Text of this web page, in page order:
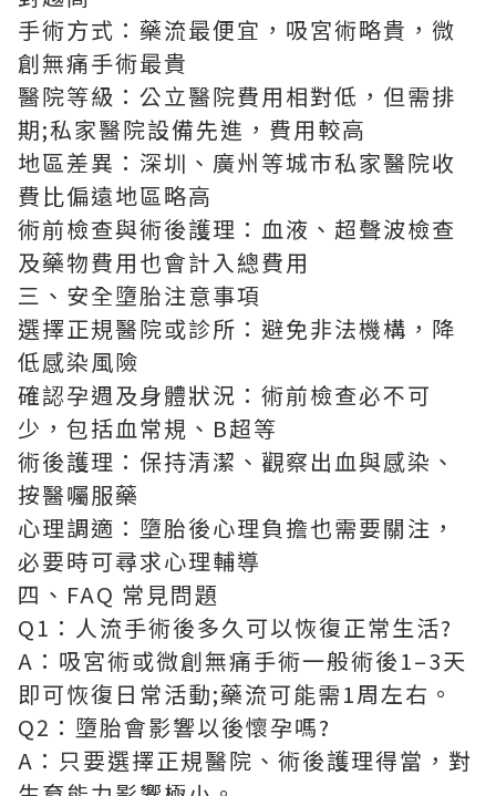
手術方式：藥流最便宜，吸宮術略貴，微
創無痛手術最貴
醫院等級：公立醫院費用相對低，但需排
期;私家醫院設備先進，費用較高
地區差異：深圳、廣州等城市私家醫院收
費比偏遠地區略高
術前檢查與術後護理：血液、超聲波檢查
及藥物費用也會計入總費用
三、安全墮胎注意事項
選擇正規醫院或診所：避免非法機構，降
低感染風險
確認孕週及身體狀況：術前檢查必不可
少，包括血常規、B超等
術後護理：保持清潔、觀察出血與感染、
按醫囑服藥
心理調適：墮胎後心理負擔也需要關注，
必要時可尋求心理輔導
四、FAQ 常見問題
Q1：人流手術後多久可以恢復正常生活?
A：吸宮術或微創無痛手術一般術後1–3天
即可恢復日常活動;藥流可能需1周左右。
Q2：墮胎會影響以後懷孕嗎?
A：只要選擇正規醫院、術後護理得當，對